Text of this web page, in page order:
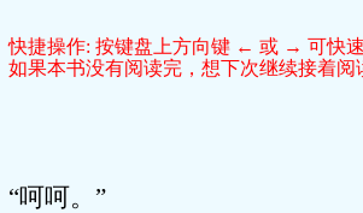
快捷操作: 按键盘上方向键 ← 或 → 可快
如果本书没有阅读完，想下次继续接着
“呵呵。”